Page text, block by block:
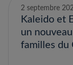
2 septembre
Kaleido et
un
familles du